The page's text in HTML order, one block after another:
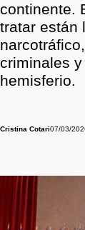
continente.
tratar están
criminales
hemisferio.
Cristina Cotari07/03/